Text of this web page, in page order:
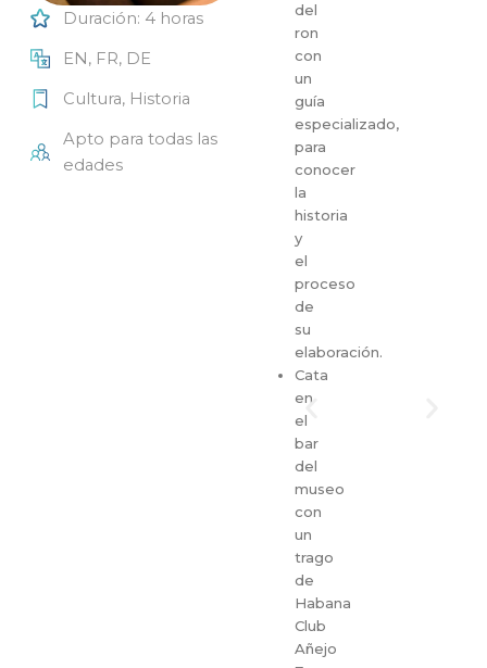
Duración: 4 horas
EN, FR, DE
Cultura, Historia
Apto para todas las
edades
del
ron
con
un
guía
especializado,
para
conocer
la
historia
y
el
proceso
de
su
elaboración.
Cata
en
el
bar
del
museo
con
un
trago
de
Habana
Club
Añejo